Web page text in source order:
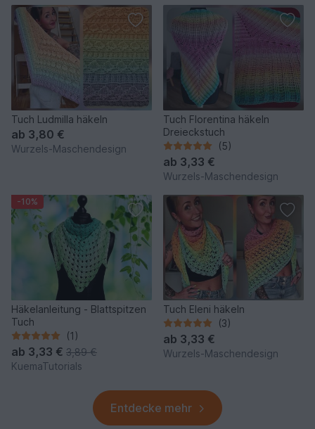
Tuch Ludmilla häkeln
ab 3,80 €
Wurzels-Maschendesign
Tuch Florentina häkeln
Dreieckstuch
(5)
ab 3,33 €
Wurzels-Maschendesign
-10%
Häkelanleitung - Blattspitzen
Tuch
(1)
ab 3,33 € 3,89 €
KuemaTutorials
Tuch Eleni häkeln
(3)
ab 3,33 €
Wurzels-Maschendesign
Entdecke mehr